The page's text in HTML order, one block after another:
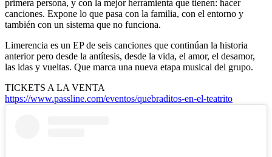
primera persona, y con la mejor herramienta que tienen: hacer
canciones. Expone lo que pasa con la familia, con el entorno y
también con un sistema que no funciona.
Limerencia es un EP de seis canciones que continúan la historia
anterior pero desde la antítesis, desde la vida, el amor, el desamor,
las idas y vueltas. Que marca una nueva etapa musical del grupo.
TICKETS A LA VENTA
https://www.passline.com/eventos/quebraditos-en-el-teatrito